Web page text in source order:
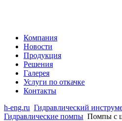
Компания
Новости
Продукция
Решения
Галерея
Услуги по откачке
Контакты
h-eng.ru Гидравлический
Гидравлические помпы Помпы с